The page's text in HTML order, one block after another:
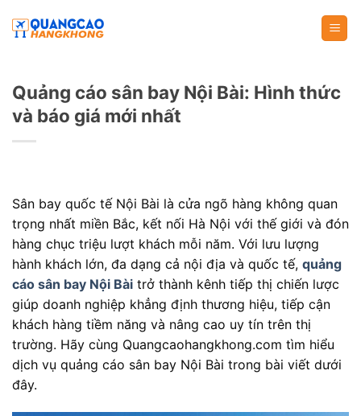
Quảng cáo sân bay Nội Bài: Hình thức
và báo giá mới nhất
Sân bay quốc tế Nội Bài là cửa ngõ hàng không quan
trọng nhất miền Bắc, kết nối Hà Nội với thế giới và đón
hàng chục triệu lượt khách mỗi năm. Với lưu lượng
hành khách lớn, đa dạng cả nội địa và quốc tế, quảng
cáo sân bay Nội Bài trở thành kênh tiếp thị chiến lược
giúp doanh nghiệp khẳng định thương hiệu, tiếp cận
khách hàng tiềm năng và nâng cao uy tín trên thị
trường. Hãy cùng Quangcaohangkhong.com tìm hiểu
dịch vụ quảng cáo sân bay Nội Bài trong bài viết dưới
đây.